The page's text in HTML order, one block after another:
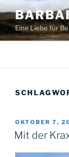
Zum
Inhalt
springenEine Liebe für
AM
OKTOBER 7,
Mit der